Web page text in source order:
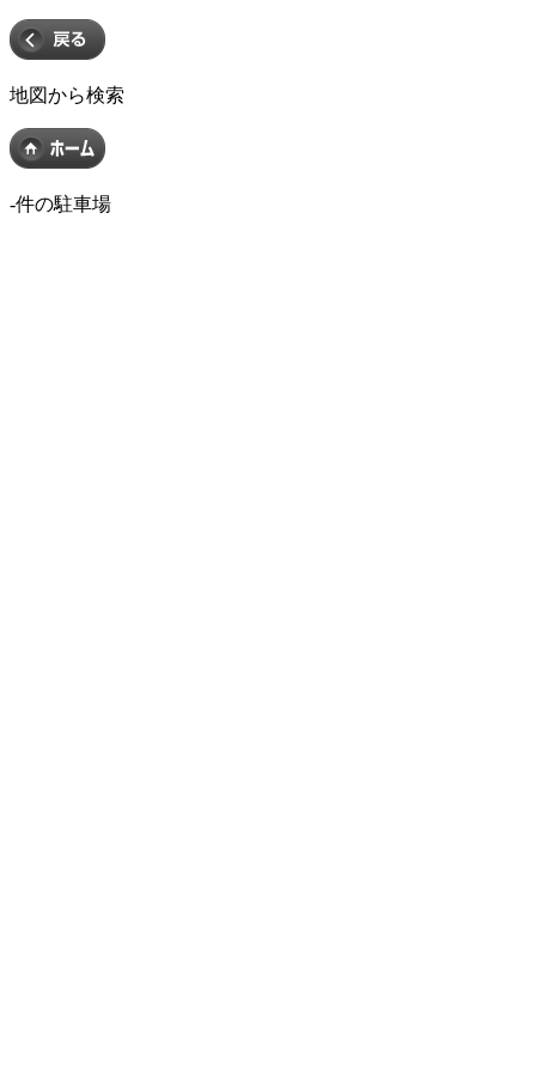
地図から検索
-件の駐車場